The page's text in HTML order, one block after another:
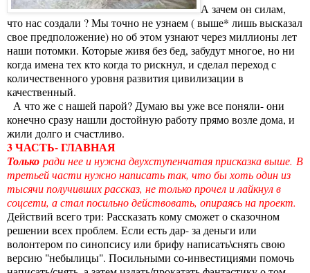
А зачем он силам,
что нас создали ? Мы точно не узнаем ( выше* лишь высказал
свое предположение) но об этом узнают через миллионы лет
наши потомки. Которые живя без бед, забудут многое, но ни
когда имена тех кто когда то рискнул, и сделал переход с
количественного уровня развития цивилизации в
качественный.
А что же с нашей парой? Думаю вы уже все поняли- они
конечно сразу нашли достойную работу прямо возле дома, и
жили долго и счастливо.
3 ЧАСТЬ- ГЛАВНАЯ
Только ради нее и нужна двухступенчатая присказка выше. В
третьей части нужно написать так, что бы хоть один из
тысячи получивших рассказ, не только прочел и лайкнул в
соцсети, а стал посильно действовать, опираясь на проект.
Действий всего три: Рассказать кому сможет о сказочном
решении всех проблем. Если есть дар- за деньги или
волонтером по синопсису или брифу написать\снять свою
версию "небылицы". Посильными со-инвестициями помочь